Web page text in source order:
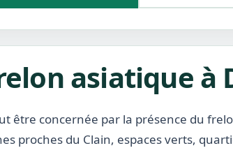
asiatique à
être concernée par la présence du
proches du Clain, espaces verts,